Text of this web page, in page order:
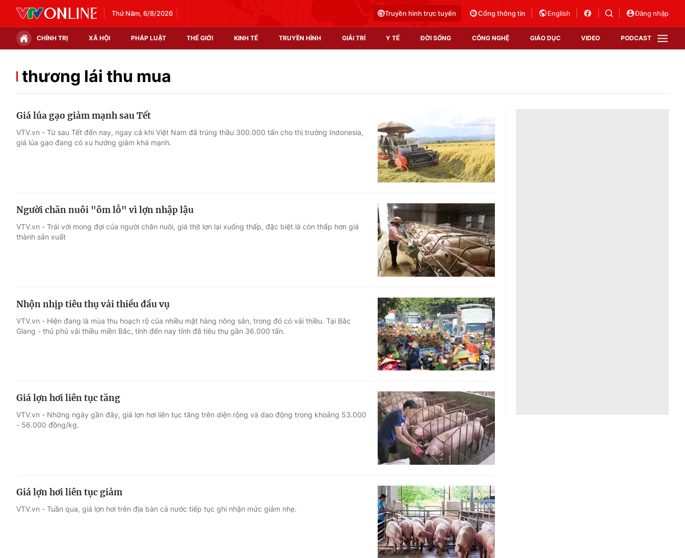
Thứ Năm, 6/8/2026 Truyền hình trực tuyến Cổng thông tin English Đăng nhập
CHÍNH TRỊ XÃ HỘI PHÁP LUẬT THẾ GIỚI KINH TẾ TRUYỀN HÌNH GIẢI TRÍ Y TẾ ĐỜI SỐNG CÔNG NGHỆ GIÁO DỤC VIDEO PODCAST
Chính trị
Thế giới đó đây
Thị trường
Video
Shorts video
Podcast
EMagazine
Photo
Infographic
Góc ảnh
Điện ảnh
Âm nhạc
Sao
Du lịch
Làm đẹp
Chất lượng cuộc sống
Học trực tuyến
Công nghệ
Hitech Công nghệ tương lai
Sản phẩm
Thị trường
Tư vấn
VTV Sức khoẻ
thương lái thu mua
Giá lúa gạo giảm mạnh sau Tết
VTV.vn - Từ sau Tết đến nay, ngay cả khi Việt Nam đã trúng thầu 300.000 tấn cho thị trường Indonesia,
giá lúa gạo đang có xu hướng giảm khá mạnh.
Người chăn nuôi "ôm lỗ" vì lợn nhập lậu
VTV.vn - Trái với mong đợi của người chăn nuôi, giá thịt lợn lại xuống thấp, đặc biệt là còn thấp hơn giá
thành sản xuất
Nhộn nhịp tiêu thụ vải thiều đầu vụ
VTV.vn - Hiện đang là mùa thu hoạch rộ của nhiều mặt hàng nông sản, trong đó có vải thiều. Tại Bắc
Giang - thủ phủ vải thiều miền Bắc, tính đến nay tỉnh đã tiêu thụ gần 36.000 tấn.
Giá lợn hơi liên tục tăng
VTV.vn - Những ngày gần đây, giá lợn hơi liên tục tăng trên diện rộng và dao động trong khoảng 53.000
- 56.000 đồng/kg.
Giá lợn hơi liên tục giảm
VTV.vn - Tuần qua, giá lợn hơi trên địa bàn cả nước tiếp tục ghi nhận mức giảm nhẹ.